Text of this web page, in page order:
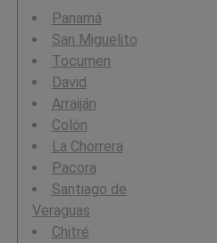
Panamá
San Miguelito
Tocumen
David
Arraiján
Colón
La Chorrera
Pacora
Santiago de
Veraguas
Chitré